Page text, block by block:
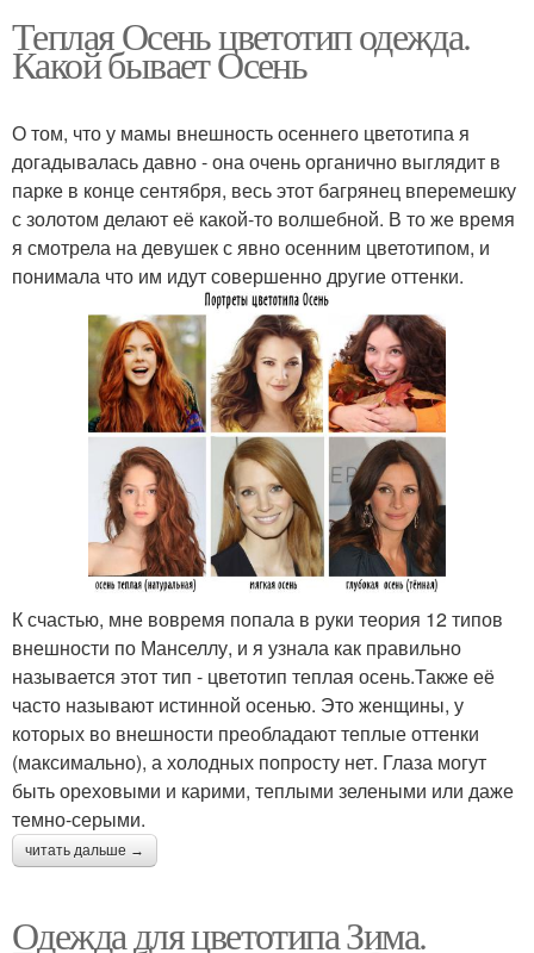
Теплая Осень цветотип одежда.
Какой бывает Осень
О том, что у мамы внешность осеннего цветотипа я
догадывалась давно - она очень органично выглядит в
парке в конце сентября, весь этот багрянец вперемешку
с золотом делают её какой-то волшебной. В то же время
я смотрела на девушек с явно осенним цветотипом, и
понимала что им идут совершенно другие оттенки.
К счастью, мне вовремя попала в руки теория 12 типов
внешности по Манселлу, и я узнала как правильно
называется этот тип - цветотип теплая осень.Также её
часто называют истинной осенью. Это женщины, у
которых во внешности преобладают теплые оттенки
(максимально), а холодных попросту нет. Глаза могут
быть ореховыми и карими, теплыми зелеными или даже
темно-серыми.
читать дальше →
Одежда для цветотипа Зима.